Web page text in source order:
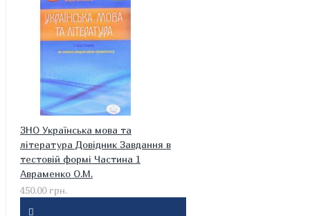
ЗНО Українська мова та
література Довідник Завдання в
тестовій формі Частина 1
Авраменко О.М.
450.00 грн.